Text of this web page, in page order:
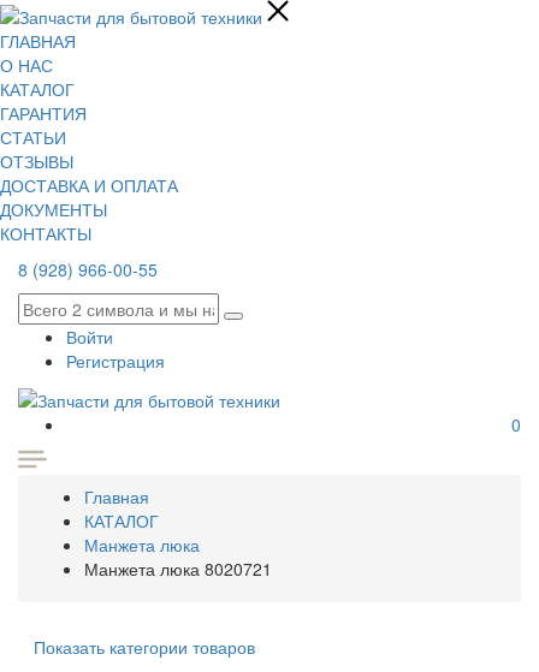
ГЛАВНАЯ
О НАС
КАТАЛОГ
ГАРАНТИЯ
СТАТЬИ
ОТЗЫВЫ
ДОСТАВКА И ОПЛАТА
ДОКУМЕНТЫ
КОНТАКТЫ
8 (928) 966-00-55
Войти
Регистрация
0
Главная
КАТАЛОГ
Манжета люка
Манжета люка 8020721
Показать категории товаров